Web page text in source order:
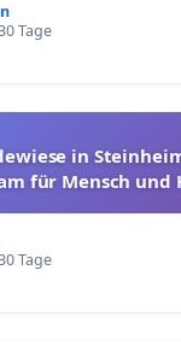
Tage
in
für Mensch und
Tage